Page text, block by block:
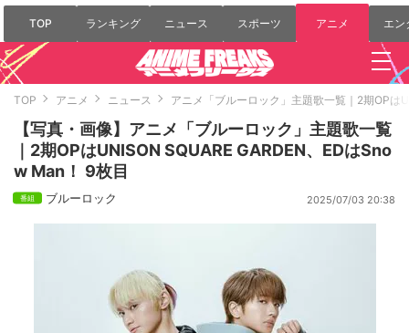
TOP ランキング ニュース スポーツ アニメ エン
TOP アニメ ニュース アニメ「ブルーロック」主題歌一覧｜2期OPは
【写真・画像】アニメ「ブルーロック」主題歌一覧
｜2期OPはUNISON SQUARE GARDEN、EDはSno
w Man！ 9枚目
ブルーロック 2025/07/03 20:38